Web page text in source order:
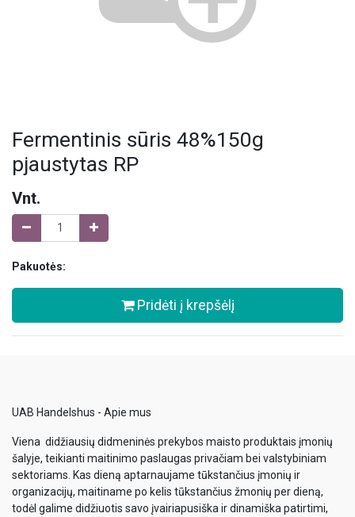
Fermentinis sūris 48%150g
pjaustytas RP
Vnt.
Pakuotės:
Pridėti į krepšėlį
UAB Handelshus - Apie mus
Viena didžiausių didmeninės prekybos maisto produktais įmonių
šalyje, teikianti maitinimo paslaugas privačiam bei valstybiniam
sektoriams. Kas dieną aptarnaujame tūkstančius įmonių ir
organizacijų, maitiname po kelis tūkstančius žmonių per dieną,
todėl galime didžiuotis savo įvairiapusiška ir dinamiška patirtimi,